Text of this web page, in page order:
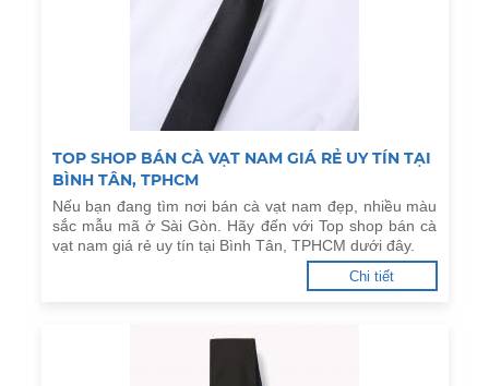
TOP SHOP BÁN CÀ VẠT NAM GIÁ RẺ UY TÍN TẠI
BÌNH TÂN, TPHCM
Nếu bạn đang tìm nơi bán cà vạt nam đẹp, nhiều màu
sắc mẫu mã ở Sài Gòn. Hãy đến với Top shop bán cà
vạt nam giá rẻ uy tín tại Bình Tân, TPHCM dưới đây.
Chi tiết